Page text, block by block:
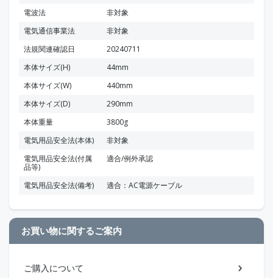
電波法
非対象
電気通信事業法
非対象
法規関連確認日
20240711
本体サイズ(H)
44mm
本体サイズ(W)
440mm
本体サイズ(D)
290mm
本体重量
3800g
電気用品安全法(本体)
非対象
電気用品安全法(付属
品等)
適合/例外承認
電気用品安全法(備考) 適合：AC電源ケーブル
お買い物に関するご案内
ご購入について